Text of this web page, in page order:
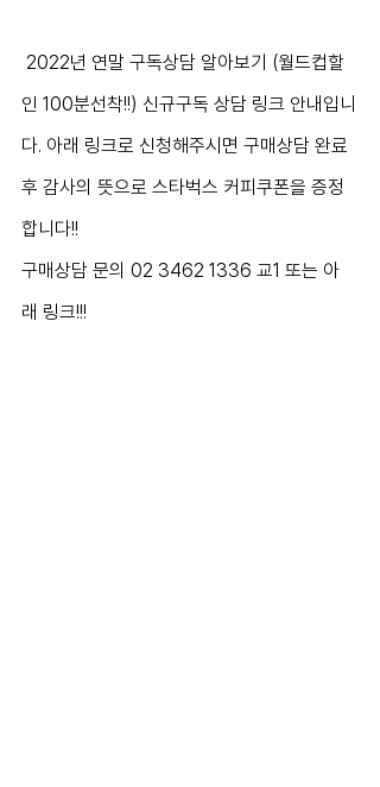
인 100분선착!!) 신규구독 상담 링크 안내입니
다. 아래 링크로 신청해주시면 구매상담 완료
후 감사의 뜻으로 스타벅스 커피쿠폰을 증정
합니다!!
구매상담 문의 02 3462 1336 교1 또는 아
래 링크!!!